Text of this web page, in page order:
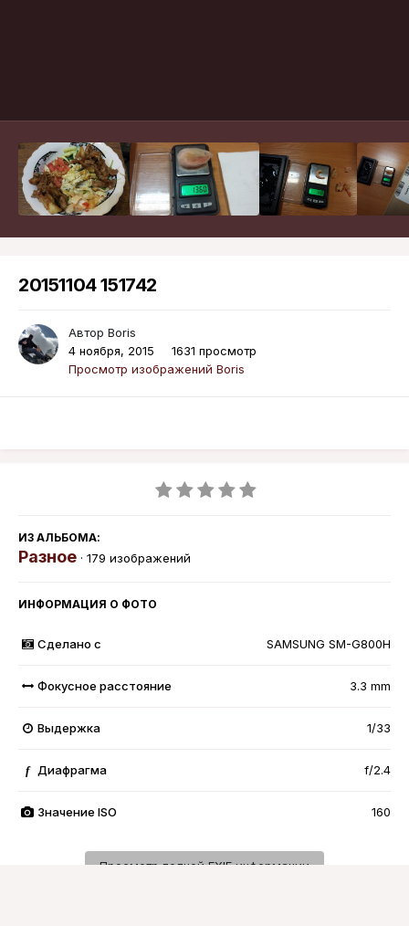
20151104 151742
Автор Boris
4 ноября, 2015
1631 просмотр
Просмотр изображений Boris
ИЗ АЛЬБОМА:
Разное · 179 изображений
ИНФОРМАЦИЯ О ФОТО
Сделано с SAMSUNG SM-G800H
Фокусное расстояние 3.3 mm
Выдержка 1/33
f Диафрагма f/2.4
Значение ISO 160
Просмотр полной EXIF информации